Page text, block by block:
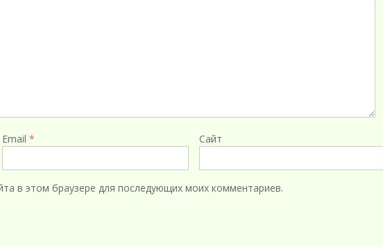
Email * Сайт
в этом браузере для последующих моих комментариев.